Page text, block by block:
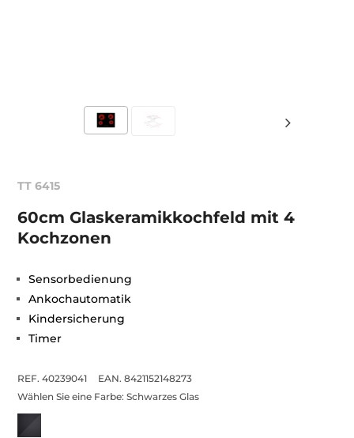
TT 6415
60cm Glaskeramikkochfeld mit 4
Kochzonen
Sensorbedienung
Ankochautomatik
Kindersicherung
Timer
REF. 40239041
EAN. 8421152148273
Wählen Sie eine Farbe:Schwarzes Glas